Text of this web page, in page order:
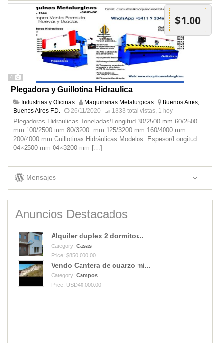
4
$1.00
Plegadora y Guillotina Hidraulica
Industrias y Oficinas Maquinarias Metalurgicas
Buenos Aires,
Buenos Aires F.D.
26/11/2020 1333 total vistas, 1 hoy
Plegadoras Hidraulicas Toneladas/Longitud 30/2500 mm 60/2500
mm 100/2500 mm 80/3200 mm 125/3200 mm 160/4000 mm
200/4000 mm Guillotinas Hidráulicas Modelos: Espesor/Longitud
04×2500 mm 04×3200 mm […]
Mensajes
Anuncios Destacados
Alquiler duplex 2 dormitor...
Category: Casas
Price: $850,000.00
Vendo Cantera de cuarzo mi...
Category: Campos
Price: USD40,000.00